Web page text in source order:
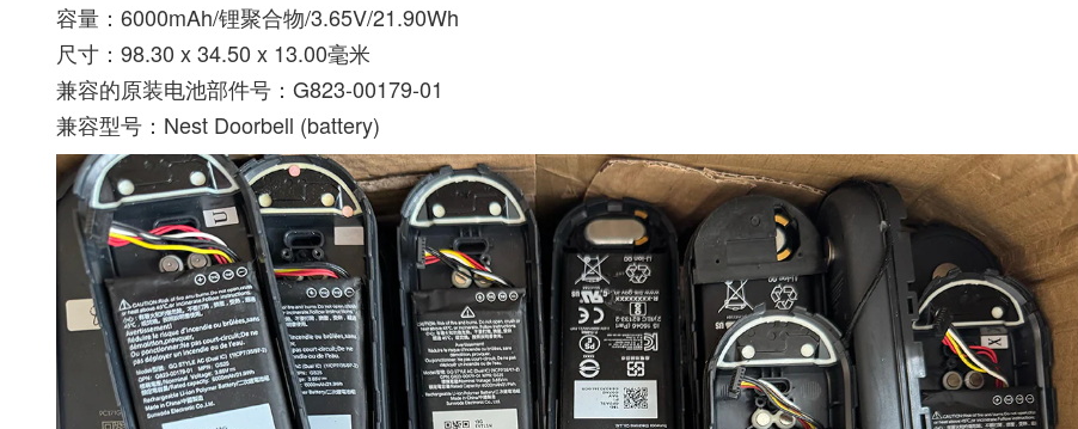
容量：6000mAh/锂聚合物/3.65V/21.90Wh
尺寸：98.30 x 34.50 x 13.00毫米
兼容的原装电池部件号：G823-00179-01
兼容型号：Nest Doorbell (battery)